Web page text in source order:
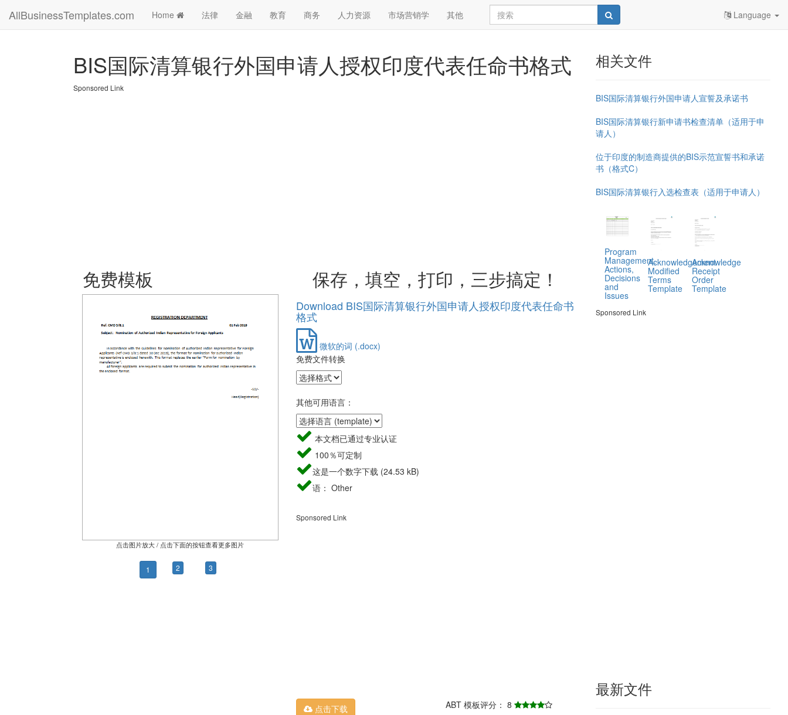
AllBusinessTemplates.com Home 法律 金融 教育 商务 人力资源 市场营销学 其他 Language
BIS国际清算银行外国申请人授权印度代表任命书格式
Sponsored Link
免费模板 保存，填空，打印，三步搞定！
点击图片放大 / 点击下面的按钮查看更多图片
1 2 3
Download BIS国际清算银行外国申请人授权印度代表任命书
格式
微软的词 (.docx)
免费文件转换
其他可用语言：
本文档已通过专业认证
100％可定制
这是一个数字下载 (24.53 kB)
语： Other
Sponsored Link
点击下载
ABT 模板评分： 8
相关文件
BIS国际清算银行外国申请人宣誓及承诺书
BIS国际清算银行新申请书检查清单（适用于申
请人）
位于印度的制造商提供的BIS示范宣誓书和承诺
书（格式C）
BIS国际清算银行入选检查表（适用于申请人）
Program
Management,
Actions,
Decisions
and
Issues
Acknowledgement
Modified
Terms
Template
Acknowledge
Receipt
Order
Template
Sponsored Link
最新文件